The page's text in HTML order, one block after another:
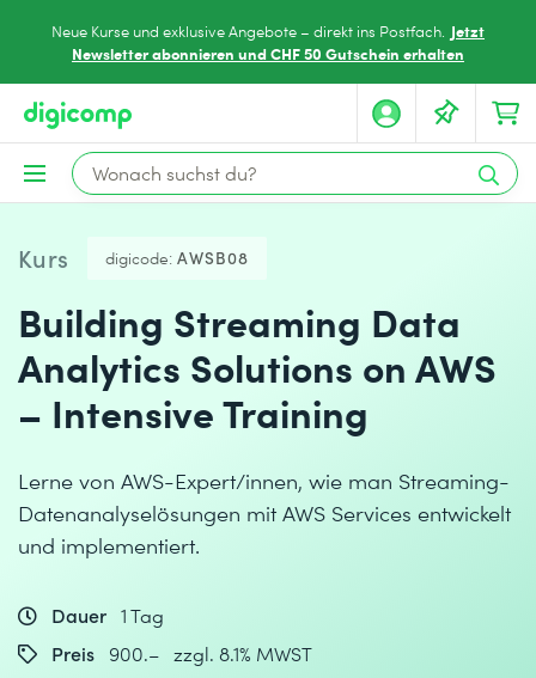
Neue Kurse und exklusive Angebote – direkt ins Postfach. Jetzt
Newsletter abonnieren und CHF 50 Gutschein erhalten
Kurs digicode: AWSB08
Building Streaming Data
Analytics Solutions on AWS
– Intensive Training
Lerne von AWS-Expert/innen, wie man Streaming-
Datenanalyselösungen mit AWS Services entwickelt
und implementiert.
Dauer 1 Tag
Preis
900.– zzgl. 8.1% MWST